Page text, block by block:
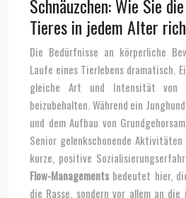
Schnäuzchen: Wie Sie
Tieres in jedem Alter
Die Bedürfnisse an körperliche
Laufe eines Tierlebens dramatisch.
gleiche Art und Intensität von
beizubehalten. Während ein
und dem Aufbau von
Senior gelenkschonende
kurze, positive
Flow-Managements bedeutet hier,
die Rasse, sondern vor allem an die